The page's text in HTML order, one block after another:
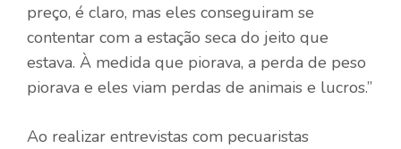
preço, é claro, mas eles conseguiram se
contentar com a estação seca do jeito que
estava. À medida que piorava, a perda de peso
piorava e eles viam perdas de animais e lucros.”
Ao realizar entrevistas com pecuaristas